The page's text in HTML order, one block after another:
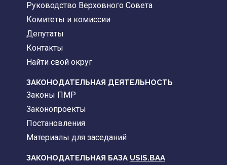
Руководство Верховного Совета
Комитеты и комиссии
Депутаты
Контакты
Найти свой округ
ЗАКОНОДАТЕЛЬНАЯ ДЕЯТЕЛЬНОСТЬ
Законы ПМР
Законопроекты
Постановления
Материалы для заседаний
ЗАКОНОДАТЕЛЬНАЯ БАЗА USIS.BAA